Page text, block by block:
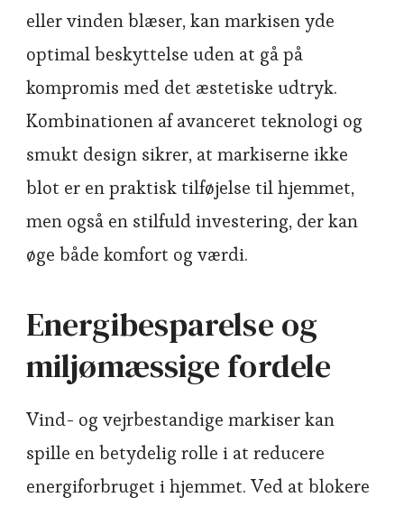
eller vinden blæser, kan markisen yde
optimal beskyttelse uden at gå på
kompromis med det æstetiske udtryk.
Kombinationen af avanceret teknologi og
smukt design sikrer, at markiserne ikke
blot er en praktisk tilføjelse til hjemmet,
men også en stilfuld investering, der kan
øge både komfort og værdi.
Energibesparelse og
miljømæssige fordele
Vind- og vejrbestandige markiser kan
spille en betydelig rolle i at reducere
energiforbruget i hjemmet. Ved at blokere